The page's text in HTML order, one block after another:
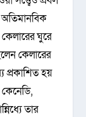
অতিমানবিক
ঘুরে
কেলারের
প্রকাশিত হয়
কেনেডি,
তার